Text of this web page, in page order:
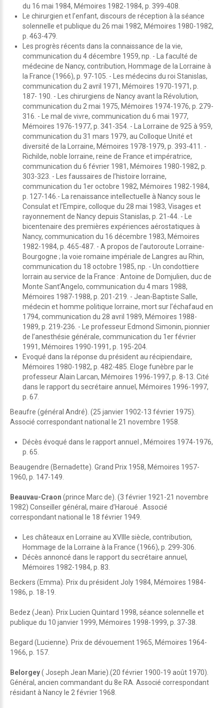
du 16 mai 1984, Mémoires 1982-1984, p. 399-408.
Le chirurgien et l’enfant, discours de réception à la séance
solennelle et publique du 26 mai 1982, Mémoires 1980-1982,
p. 463-479.
Les progrès récents dans la connaissance de la vie,
communication du 4 décembre 1959, np. - La faculté de
médecine de Nancy, contribution, Hommage de la Lorraine à
la France (1966), p. 97-105. - Les médecins du roi Stanislas,
communication du 2 avril 1971, Mémoires 1970-1971, p.
187- 190. - Les chirurgiens de Nancy avant la Révolution,
communication du 2 mai 1975, Mémoires 1974-1976, p. 279-
316. - Le mal de vivre, communication du 6 mai 1977,
Mémoires 1976-1977, p. 341-354. - La Lorraine de 925 à 959,
communication du 31 mars 1979, au Colloque Unité et
diversité de la Lorraine, Mémoires 1978-1979, p. 393-411. -
Richilde, noble lorraine, reine de France et impératrice,
communication du 6 février 1981, Mémoires 1980-1982, p.
303-323. - Les faussaires de l’histoire lorraine,
communication du 1er octobre 1982, Mémoires 1982-1984,
p. 127-146.- La renaissance intellectuelle à Nancy sous le
Consulat et l’Empire, colloque du 28 mai 1983, Visages et
rayonnement de Nancy depuis Stanislas, p. 21-44. - Le
bicentenaire des premières expériences aérostatiques à
Nancy, communication du 16 décembre 1983, Mémoires
1982-1984, p. 465-487. - A propos de l’autoroute Lorraine-
Bourgogne ; la voie romaine impériale de Langres au Rhin,
communication du 18 octobre 1985, np. - Un condottiere
lorrain au service de la France : Antoine de Domjulien, duc de
Monte Sant’Angelo, communication du 4 mars 1988,
Mémoires 1987-1988, p. 201-219. - Jean-Baptiste Salle,
médecin et homme politique lorraine, mort sur l’échafaud en
1794, communication du 28 avril 1989, Mémoires 1988-
1989, p. 219-236. - Le professeur Edmond Simonin, pionnier
de l’anesthésie générale, communication du 1er février
1991, Mémoires 1990-1991, p. 195-204.
Evoqué dans la réponse du président au récipiendaire,
Mémoires 1980-1982, p. 482-485. Eloge funèbre par le
professeur Alain Larcan, Mémoires 1996-1997, p. 8-13. Cité
dans le rapport du secrétaire annuel, Mémoires 1996-1997,
p. 67.
Beaufre (général André). (25 janvier 1902-13 février 1975).
Associé correspondant national le 21 novembre 1958.
Décès évoqué dans le rapport annuel , Mémoires 1974-1976,
p. 65.
Beaugendre (Bernadette). Grand Prix 1958, Mémoires 1957-
1960, p. 147-149.
Beauvau-Craon (prince Marc de). (3 février 1921-21 novembre
1982) Conseiller général, maire d’Haroué . Associé
correspondant national le 18 février 1949.
Les châteaux en Lorraine au XVIIIe siècle, contribution,
Hommage de la Lorraine à la France (1966), p. 299-306.
Décès annoncé dans le rapport du secrétaire annuel,
Mémoires 1982-1984, p. 83.
Beckers (Emma). Prix du président Joly 1984, Mémoires 1984-
1986, p. 18-19.
Bedez (Jean). Prix Lucien Quintard 1998, séance solennelle et
publique du 10 janvier 1999, Mémoires 1998-1999, p. 37-38.
Begard (Lucienne). Prix de dévouement 1965, Mémoires 1964-
1966, p. 157.
Belorgey( Joseph Jean Marie).(20 février 1900-19 août 1970).
Général, ancien commandant du 8e RA. Associé correspondant
résidant à Nancy le 2 février 1968.